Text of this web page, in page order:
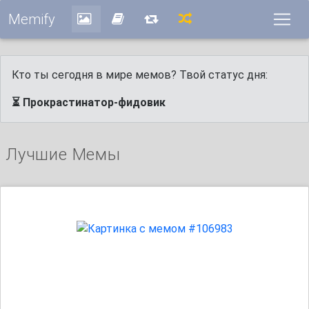
Memify
Кто ты сегодня в мире мемов? Твой статус дня:
⏳ Прокрастинатор-фидовик
Лучшие Мемы